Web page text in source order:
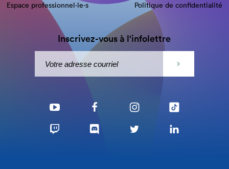
Espace professionnel·le⋅s
Politique de confidentialité
Inscrivez-vous à l'infolettre